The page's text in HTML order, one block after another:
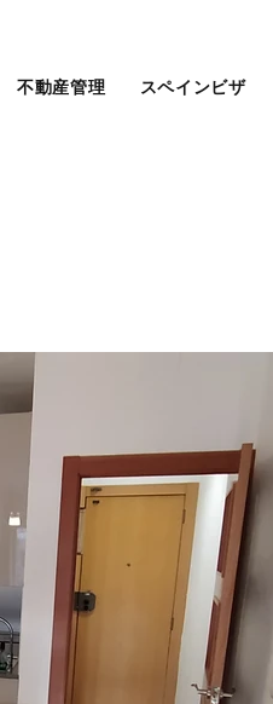
不動産管理 スペインビザ